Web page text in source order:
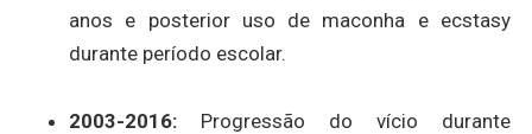
anos e posterior uso de maconha e ecstasy
durante período escolar.
2003-2016:Progressão do vício durante